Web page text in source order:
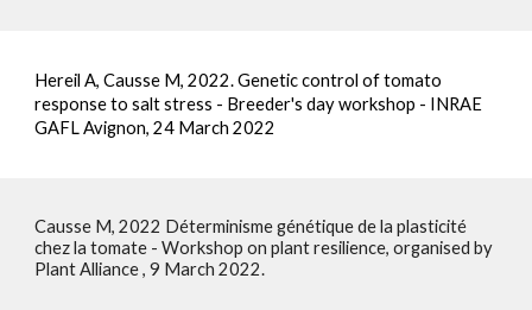
Hereil A, Causse M, 2022. Genetic control of tomato
response to salt stress - Breeder's day workshop - INRAE
GAFL Avignon, 24 March 2022
Causse M, 2022 Déterminisme génétique de la plasticité
chez la tomate - Workshop on plant resilience, organised by
Plant Alliance , 9 March 2022.